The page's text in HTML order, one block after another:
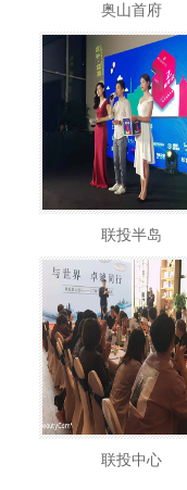
奥山首府
联投半岛
联投中心